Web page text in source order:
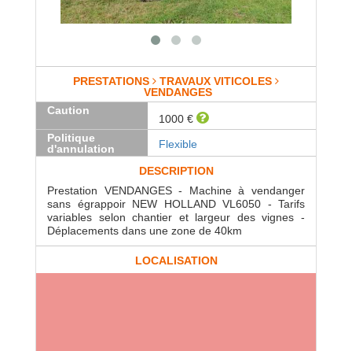
PRESTATIONS
TRAVAUX VITICOLES
VENDANGES
Caution
1000 €
Politique
d'annulation
Flexible
DESCRIPTION
Prestation VENDANGES - Machine à vendanger
sans égrappoir NEW HOLLAND VL6050 - Tarifs
variables selon chantier et largeur des vignes -
Déplacements dans une zone de 40km
LOCALISATION